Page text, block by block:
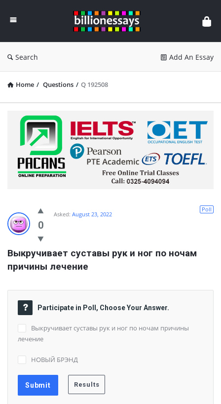
Essays
Search Add An Essay
Home / Questions / Q 192508
0
Poll
Asked: August 23, 2022
Выкручивает суставы рук и ног по ночам
причины лечение
Participate in Poll, Choose Your Answer.
Выкручивает суставы рук и ног по ночам причины
лечение
НОВЫЙ БРЭНД